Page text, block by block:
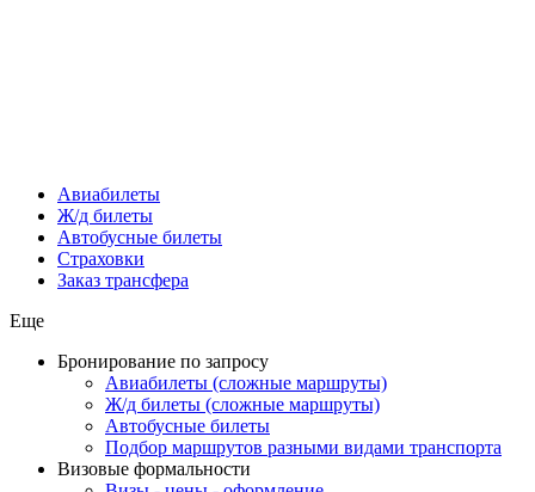
Авиабилеты
Ж/д билеты
Автобусные билеты
Страховки
Заказ трансфера
Еще
Бронирование по запросу
Авиабилеты (сложные маршруты)
Ж/д билеты (сложные маршруты)
Автобусные билеты
Подбор маршрутов разными видами транспорта
Визовые формальности